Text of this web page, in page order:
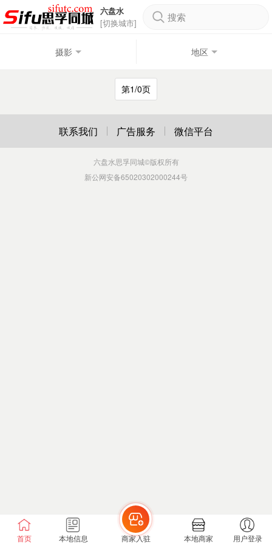
六盘水
[切换城市]
搜索
摄影 地区
第1/0页
首页 本地信息 商家入驻 本地商家 用户登录
联系我们 广告服务 微信平台
六盘水思孚同城©版权所有
新公网安备65020302000244号